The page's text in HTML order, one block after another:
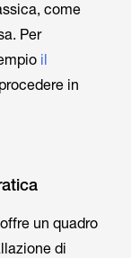
come
Per
il
in
un quadro
di